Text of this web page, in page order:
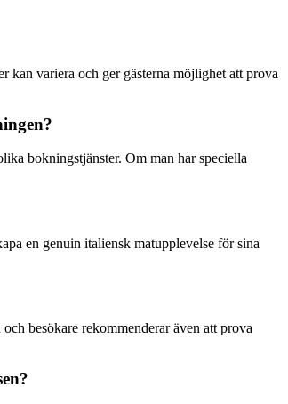
kan variera och ger gästerna möjlighet att prova
bokningstjänster. Om man har speciella
en genuin italiensk matupplevelse för sina
besökare rekommenderar även att prova